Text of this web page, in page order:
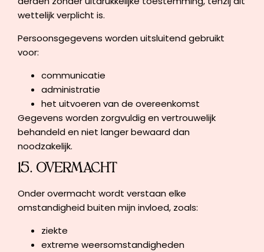
wettelijk verplicht is.
Persoonsgegevens worden uitsluitend gebruikt
voor:
communicatie
administratie
het uitvoeren van de overeenkomst
Gegevens worden zorgvuldig en vertrouwelijk
behandeld en niet langer bewaard dan
noodzakelijk.
15. OVERMACHT
Onder overmacht wordt verstaan elke
omstandigheid buiten mijn invloed, zoals:
ziekte
extreme weersomstandigheden